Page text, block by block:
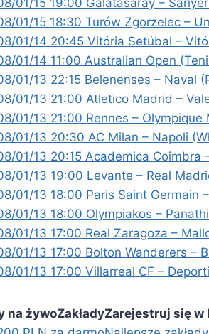
01/15 19:00 Galatasaray –
01/15 18:30 Turów Zgorzelec –
01/14 20:45 Vitória Setúbal –
01/14 11:00 Australian Open
01/13 22:15 Belenenses – Naval
01/13 21:00 Atletico Madrid –
01/13 21:00 Rennes – Olympique
01/13 20:30 AC Milan – Napoli
01/13 20:15 Academica Coimbra
01/13 19:00 Levante – Real
01/13 18:00 Paris Saint Germain
01/13 18:00 Olympiakos –
01/13 17:00 Real Zaragoza –
01/13 17:00 Bolton Wanderers –
01/13 17:00 Villarreal CF –
na żywoZakładyZarejestruj się w